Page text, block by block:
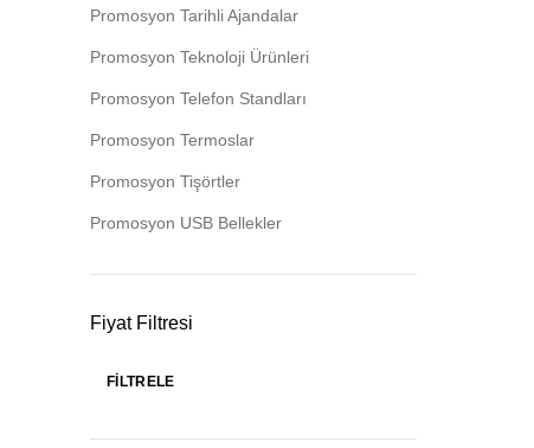
Promosyon Tarihli Ajandalar
Promosyon Teknoloji Ürünleri
Promosyon Telefon Standları
Promosyon Termoslar
Promosyon Tişörtler
Promosyon USB Bellekler
Fiyat Filtresi
FILTRELE